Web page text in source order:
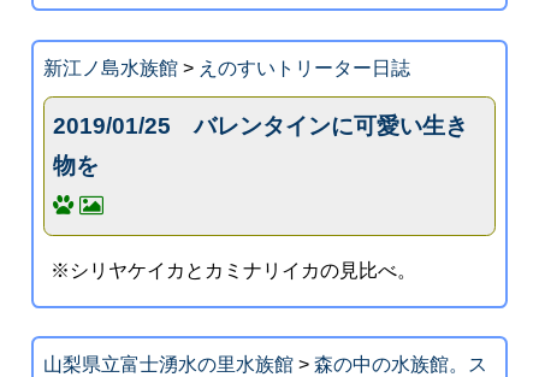
新江ノ島水族館> えのすいトリーター日誌
2019/01/25 バレンタインに可愛い生き
物を
※シリヤケイカとカミナリイカの見比べ。
山梨県立富士湧水の里水族館> 森の中の水族館。ス